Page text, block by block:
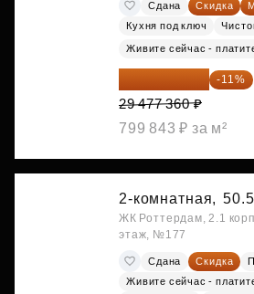
Сдана Скидка
Кухня под ключ
Живите сейчас -
26 234 850 ₽ -11%
29 477 360 ₽
799 843 ₽ за м²
2-комнатная,
ЖК Роттердам, 2.1
этаж, №177
Сдана Скидка
Живите сейчас -